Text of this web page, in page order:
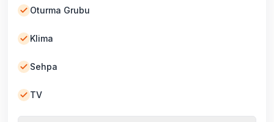
Oturma Grubu
Klima
Sehpa
TV